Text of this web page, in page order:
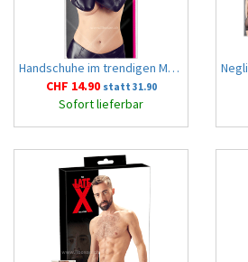
Handschuhe im trendigen Mattlook S-L
CHF 14.90 statt 31.90
Sofort lieferbar